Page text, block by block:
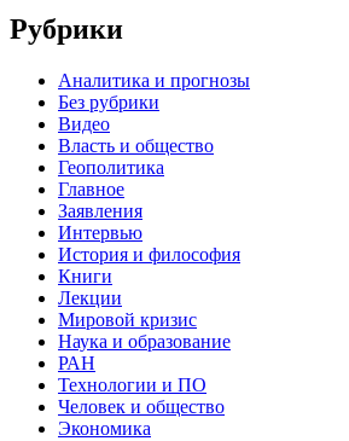
Рубрики
Аналитика и прогнозы
Без рубрики
Видео
Власть и общество
Геополитика
Главное
Заявления
Интервью
История и философия
Книги
Лекции
Мировой кризис
Наука и образование
РАН
Технологии и ПО
Человек и общество
Экономика